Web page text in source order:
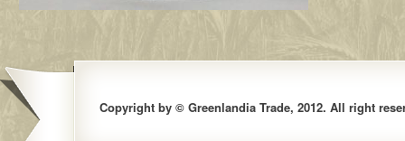
Copyright by © Greenlandia Trade, 2012. All right